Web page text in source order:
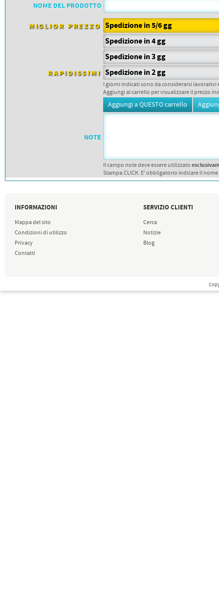
DORSALI TARGHE
NOME DEL PRODOTTO
MIGLIOR PREZZO Spedizione in 5/6 gg
Spedizione in 4 gg
Spedizione in 3 gg
RAPIDISSIMI Spedizione in 2 gg
I giorni indicati sono da considerarsi
Aggiungi al carrello per visualizzare il prezzo
NOTE
Il campo note deve essere utilizzato
Stampa.CLICK. E' obbligatorio indicare il
INFORMAZIONI
Mappa del sito
Condizioni di utilizzo
Privacy
Contatti
SERVIZIO CLIENTI
Cerca
Notizie
Blog